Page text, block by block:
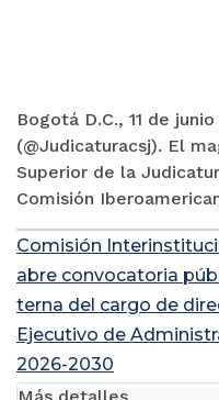
Bogotá D.C., 11 de
(@Judicaturacsj). El
Superior de la
Comisión
Comisión
abre convocatoria
terna del cargo de
Ejecutivo de
2026-2030